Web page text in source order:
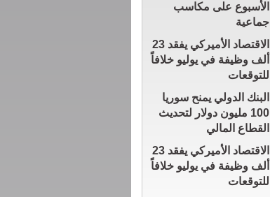
الأسبوع على مكاسب
جماعية
الاقتصاد الأميركي يفقد 23
ألف وظيفة في يوليو خلافاً
للتوقعات
البنك الدولي يمنح سوريا
100 مليون دولار لتحديث
القطاع المالي
الاقتصاد الأميركي يفقد 23
ألف وظيفة في يوليو خلافاً
للتوقعات